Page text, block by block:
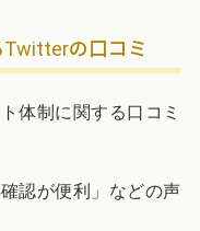
の口コミ
体制に関する口コミ
認が便利」などの声